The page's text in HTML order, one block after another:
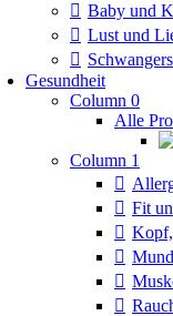
Baby und
Lust und
Gesundheit
Column 0
Alle
Column 1
Fit